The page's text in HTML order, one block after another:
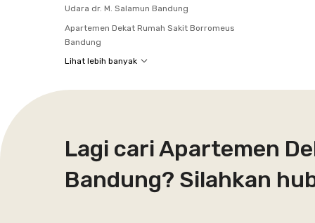
Udara dr. M. Salamun Bandung
Apartemen Dekat Rumah Sakit Borromeus
Bandung
Lihat lebih banyak
Lagi cari Apartemen
Bandung? Silahkan